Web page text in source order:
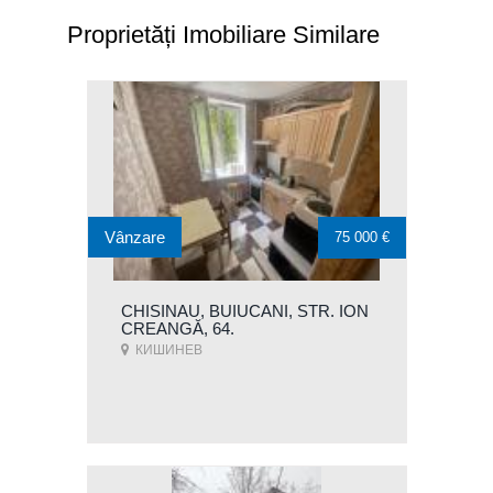
Proprietăți Imobiliare Similare
CHISINAU, BUIUCANI, STR. ION
CREANGĂ, 64.
КИШИНЕВ
Vânzare 75 000 €